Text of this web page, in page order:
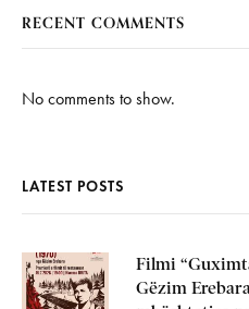
RECENT COMMENTS
No comments to show.
LATEST POSTS
Filmi
Gëzim